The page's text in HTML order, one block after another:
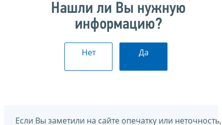
Нашли ли Вы нужную
информацию?
Нет Да
Если Вы заметили на сайте опечатку или неточность,